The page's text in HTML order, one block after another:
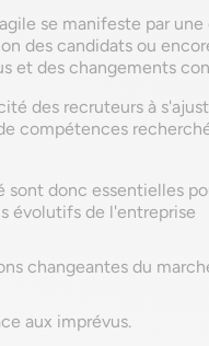
se manifeste par une
des candidats ou
et des changements
des recruteurs à
compétences
donc essentielles
évolutifs de l'entreprise
changeantes du
aux imprévus.